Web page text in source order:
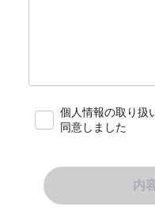
個人情報の取り扱
同意しました